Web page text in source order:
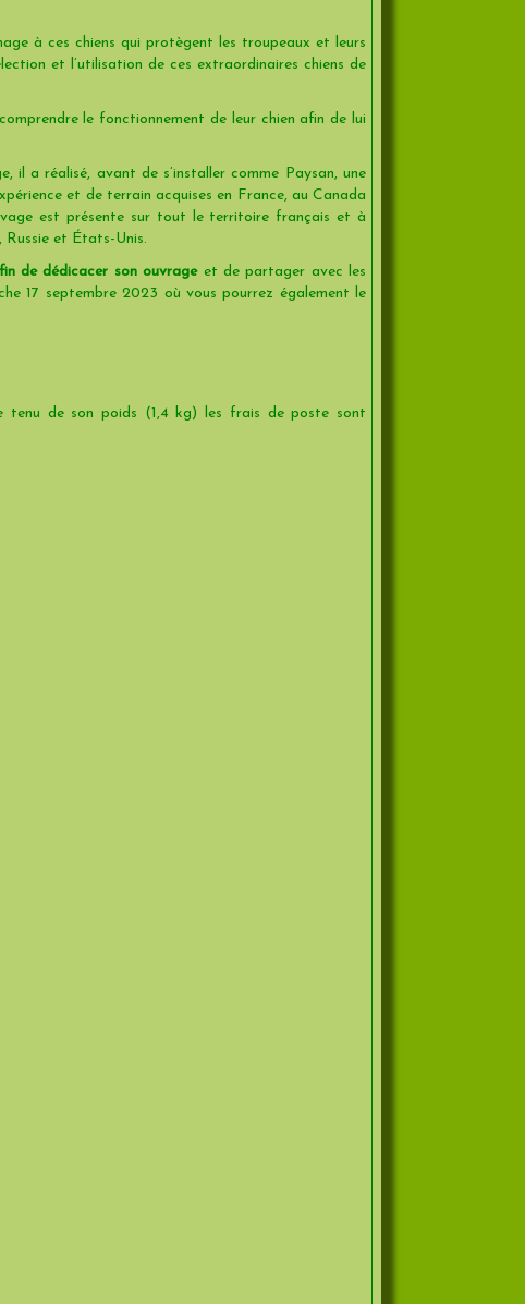
à ces chiens qui protègent les troupeaux et leurs
et l’utilisation de ces extraordinaires chiens de
le fonctionnement de leur chien afin de lui
il a réalisé, avant de s’installer comme Paysan, une
et de terrain acquises en France, au Canada
est présente sur tout le territoire français et à
Russie et États-Unis.
de dédicacer son ouvrage et de partager avec les
17 septembre 2023 où vous pourrez également le
de son poids (1,4 kg) les frais de poste sont